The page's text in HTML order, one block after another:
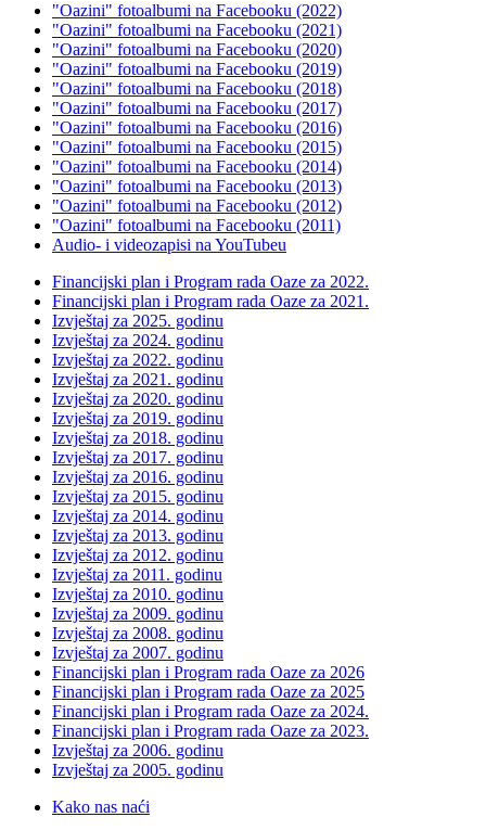
"Oazini" fotoalbumi na Facebooku (2022)
"Oazini" fotoalbumi na Facebooku (2021)
"Oazini" fotoalbumi na Facebooku (2020)
"Oazini" fotoalbumi na Facebooku (2019)
"Oazini" fotoalbumi na Facebooku (2018)
"Oazini" fotoalbumi na Facebooku (2017)
"Oazini" fotoalbumi na Facebooku (2016)
"Oazini" fotoalbumi na Facebooku (2015)
"Oazini" fotoalbumi na Facebooku (2014)
"Oazini" fotoalbumi na Facebooku (2013)
"Oazini" fotoalbumi na Facebooku (2012)
"Oazini" fotoalbumi na Facebooku (2011)
Audio- i videozapisi na YouTubeu
Financijski plan i Program rada Oaze za 2022.
Financijski plan i Program rada Oaze za 2021.
Izvještaj za 2025. godinu
Izvještaj za 2024. godinu
Izvještaj za 2022. godinu
Izvještaj za 2021. godinu
Izvještaj za 2020. godinu
Izvještaj za 2019. godinu
Izvještaj za 2018. godinu
Izvještaj za 2017. godinu
Izvještaj za 2016. godinu
Izvještaj za 2015. godinu
Izvještaj za 2014. godinu
Izvještaj za 2013. godinu
Izvještaj za 2012. godinu
Izvještaj za 2011. godinu
Izvještaj za 2010. godinu
Izvještaj za 2009. godinu
Izvještaj za 2008. godinu
Izvještaj za 2007. godinu
Financijski plan i Program rada Oaze za 2026
Financijski plan i Program rada Oaze za 2025
Financijski plan i Program rada Oaze za 2024.
Financijski plan i Program rada Oaze za 2023.
Izvještaj za 2006. godinu
Izvještaj za 2005. godinu
Kako nas naći